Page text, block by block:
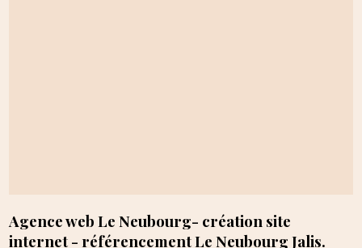
Agence web Le Neubourg- création site
internet - référencement Le Neubourg Jalis.